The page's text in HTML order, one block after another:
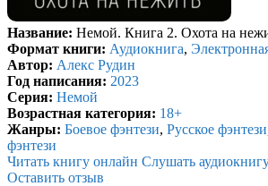
Название: Немой. Книга 2. Охота на
Формат книги: Аудиокнига,
Автор: Алекс Рудин
Год написания: 2023
Серия: Немой
Возрастная категория: 18+
Жанры: Боевое фэнтези, Русское фэнтези
фэнтези
Читать книгу онлайн Слушать
Оставить отзыв